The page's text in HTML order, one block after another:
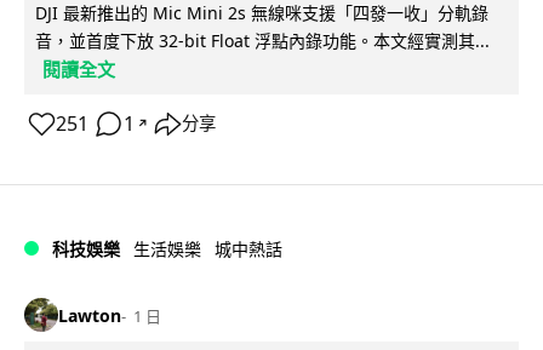
DJI 最新推出的 Mic Mini 2s 無線咪支援「四發一收」分軌錄
音，並首度下放 32-bit Float 浮點內錄功能。本文經實測其...
閱讀全文
251 1 ↗ 分享
科技娛樂 生活娛樂 城中熱話
Lawton 1 日